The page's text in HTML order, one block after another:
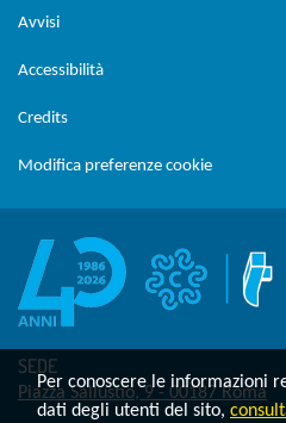
Avvisi
Accessibilità
Credits
Modifica preferenze cookie
SEDE
Piazza Sallustio, 9 - 00187 Roma
Per conoscere le informazioni
dati degli utenti del sito,